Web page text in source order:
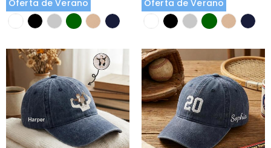
Oferta de Verano
Oferta de Verano